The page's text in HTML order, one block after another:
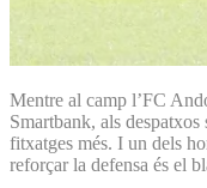
Mentre al camp l’FC
Smartbank, als
fitxatges més. I un dels
reforçar la defensa és el